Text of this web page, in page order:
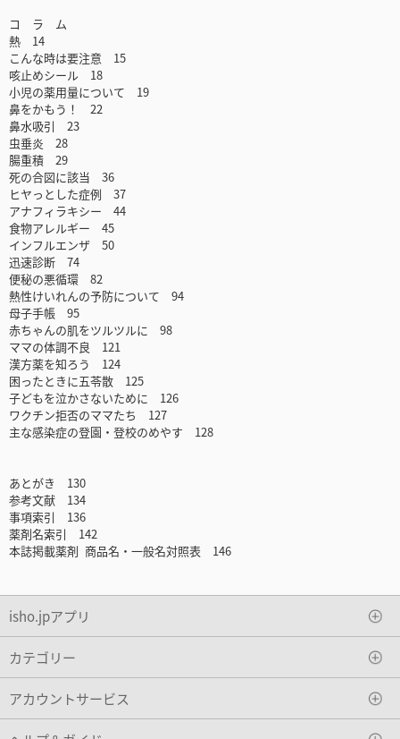
コ ラ ム
熱 14
こんな時は要注意 15
咳止めシール 18
小児の薬用量について 19
鼻をかもう！ 22
鼻水吸引 23
虫垂炎 28
腸重積 29
死の合図に該当 36
ヒヤっとした症例 37
アナフィラキシー 44
食物アレルギー 45
インフルエンザ 50
迅速診断 74
便秘の悪循環 82
熱性けいれんの予防について 94
母子手帳 95
赤ちゃんの肌をツルツルに 98
ママの体調不良 121
漢方薬を知ろう 124
困ったときに五苓散 125
子どもを泣かさないために 126
ワクチン拒否のママたち 127
主な感染症の登園・登校のめやす 128
あとがき 130
参考文献 134
事項索引 136
薬剤名索引 142
本誌掲載薬剤 商品名・一般名対照表 146
isho.jpアプリ
カテゴリー
アカウントサービス